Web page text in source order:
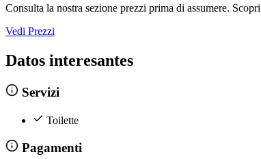
Consulta la nostra sezione prezzi prima di assumere. Scopri
Vedi Prezzi
Datos interesantes
Servizi
Toilette
Pagamenti